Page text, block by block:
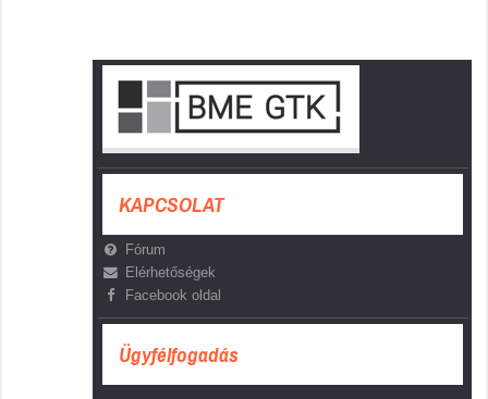
KAPCSOLAT
Fórum
Elérhetőségek
Facebook oldal
Ügyfélfogadás